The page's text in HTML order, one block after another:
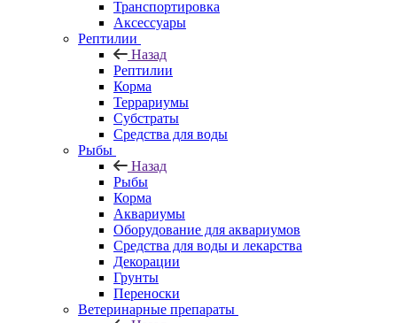
Транспортировка
Аксессуары
Рептилии
Назад
Рептилии
Корма
Террариумы
Субстраты
Средства для воды
Рыбы
Назад
Рыбы
Корма
Аквариумы
Оборудование для аквариумов
Средства для воды и лекарства
Декорации
Грунты
Переноски
Ветеринарные препараты